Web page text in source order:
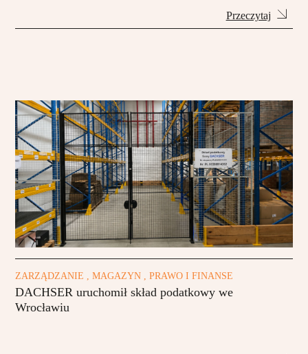
Przeczytaj
ZARZĄDZANIE , MAGAZYN , PRAWO I FINANSE
DACHSER uruchomił skład podatkowy we
Wrocławiu